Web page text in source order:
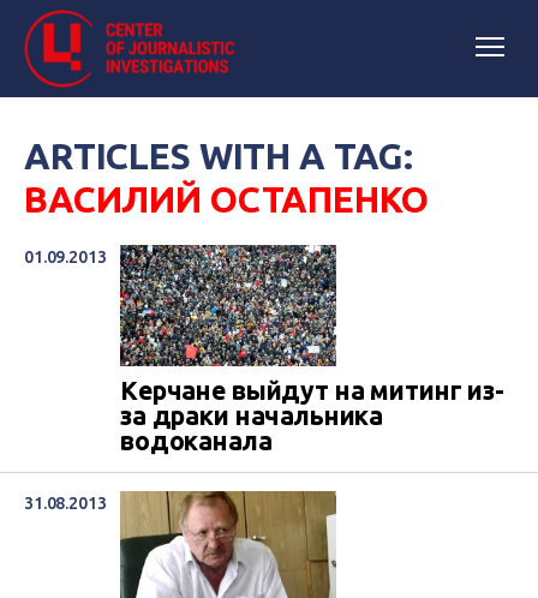
ARTICLES WITH A TAG:
ВАСИЛИЙ ОСТАПЕНКО
01.09.2013
Керчане выйдут на митинг из-
за драки начальника
водоканала
31.08.2013